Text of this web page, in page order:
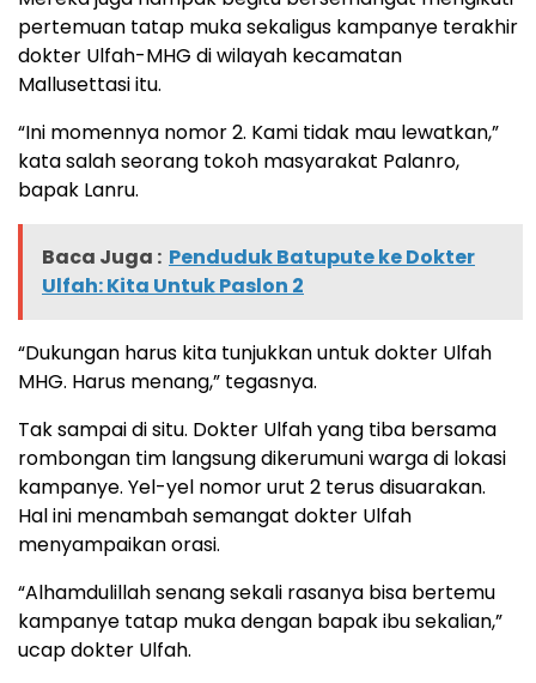
pertemuan tatap muka sekaligus kampanye terakhir
dokter Ulfah-MHG di wilayah kecamatan
Mallusettasi itu.
“Ini momennya nomor 2. Kami tidak mau lewatkan,”
kata salah seorang tokoh masyarakat Palanro,
bapak Lanru.
Baca Juga : Penduduk Batupute ke Dokter
Ulfah: Kita Untuk Paslon 2
“Dukungan harus kita tunjukkan untuk dokter Ulfah
MHG. Harus menang,” tegasnya.
Tak sampai di situ. Dokter Ulfah yang tiba bersama
rombongan tim langsung dikerumuni warga di lokasi
kampanye. Yel-yel nomor urut 2 terus disuarakan.
Hal ini menambah semangat dokter Ulfah
menyampaikan orasi.
“Alhamdulillah senang sekali rasanya bisa bertemu
kampanye tatap muka dengan bapak ibu sekalian,”
ucap dokter Ulfah.